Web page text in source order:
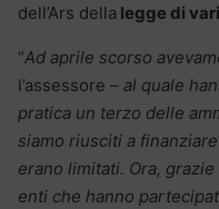
dell’Ars della legge di
“Ad aprile scorso
l’assessore – al quale
pratica un terzo delle
siamo riusciti a
erano limitati. Ora,
enti che hanno